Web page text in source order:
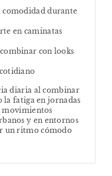
comodidad durante
en caminatas
con looks
diaria al combinar
fatiga en jornadas
movimientos
y en entornos
un ritmo cómodo